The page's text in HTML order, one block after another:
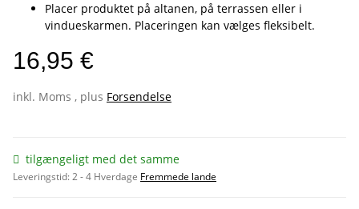
Placer produktet på altanen, på terrassen eller i
vindueskarmen. Placeringen kan vælges fleksibelt.
16,95 €
inkl. Moms , plus Forsendelse
tilgængeligt med det samme
Leveringstid:2 - 4 Hverdage Fremmede lande